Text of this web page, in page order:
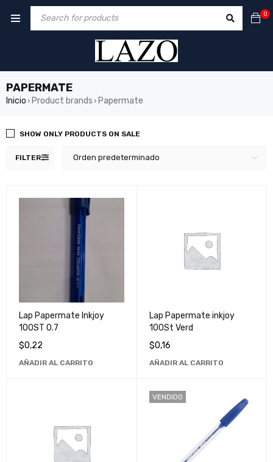
0
PAPERMATE
Inicio › Product brands › Papermate
FILTER Orden predeterminado
SHOW ONLY PRODUCTS ON SALE
Lap Papermate Inkjoy
100ST 0.7
$0,22
AÑADIR AL CARRITO
Lap Papermate inkjoy
100St Verd
$0,16
AÑADIR AL CARRITO
VENDIDO